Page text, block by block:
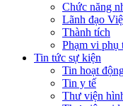
Chức năng
Lãnh đạo
Thành tích
Phạm vi phụ
Tin tức sự kiện
Tin hoạt
Tin y tế
Thư viện